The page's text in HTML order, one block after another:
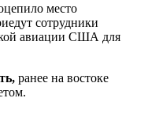
место
сотрудники
авиации США для
ранее на востоке